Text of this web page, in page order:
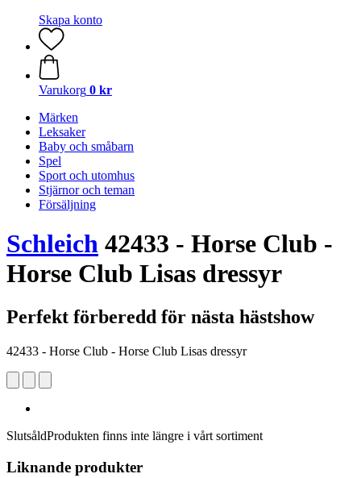
Skapa konto
Varukorg 0 kr
Märken
Leksaker
Baby och småbarn
Spel
Sport och utomhus
Stjärnor och teman
Försäljning
Schleich 42433 - Horse Club -
Horse Club Lisas dressyr
Perfekt förberedd för nästa hästshow
42433 - Horse Club - Horse Club Lisas dressyr
SlutsåldProdukten finns inte längre i vårt sortiment
Liknande produkter